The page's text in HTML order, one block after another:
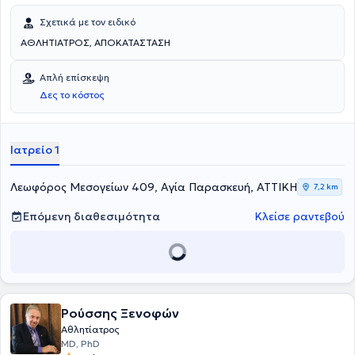
Σχετικά με τον ειδικό
ΑΘΛΗΤΙΑΤΡΟΣ, ΑΠΟΚΑΤΑΣΤΑΣΗ
Απλή επίσκεψη
Δες το κόστος
Ιατρείο 1
Λεωφόρος Μεσογείων 409, Αγία Παρασκευή, ΑΤΤΙΚΗ 7,2 km
Επόμενη διαθεσιμότητα Κλείσε ραντεβού
Ρούσσης Ξενοφών
Αθλητίατρος
MD, PhD